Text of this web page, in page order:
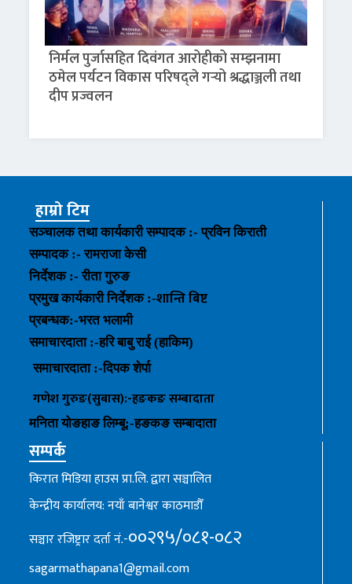
निर्मल पुर्जासहित दिवंगत आरोहीको सम्झनामा
ठमेल पर्यटन विकास परिषद्ले गर्‍यो श्रद्धाञ्जली तथा
दीप प्रज्वलन
हाम्रो टिम
सञ्चालक तथा कार्यकारी सम्पादक :- प्रविन किराती
सम्पादक :- रामराजा केसी
निर्देशक :- रीता गुरुङ
प्रमुख कार्यकारी निर्देशक :-शान्ति बिष्ट
प्रबन्धक:-भरत भलामी
समाचारदाता :-हरि बाबु राई (हाकिम)
समाचारदाता :-दिपक शेर्पा
गणेश गुरुङ(सुबास):-हङकङसम्बादाता
मनिता योङहाङलिम्बू:-हङकङ सम्बादाता
सम्पर्क
किरात मिडिया हाउस प्रा.लि. द्वारा सञ्चालित
केन्द्रीय कार्यालय: नयाँ बानेश्वर काठमाडौँ
सञ्चार रजिष्ट्रार दर्ता नं.-००२९५/०८१-०८२
sagarmathapana1@gmail.com